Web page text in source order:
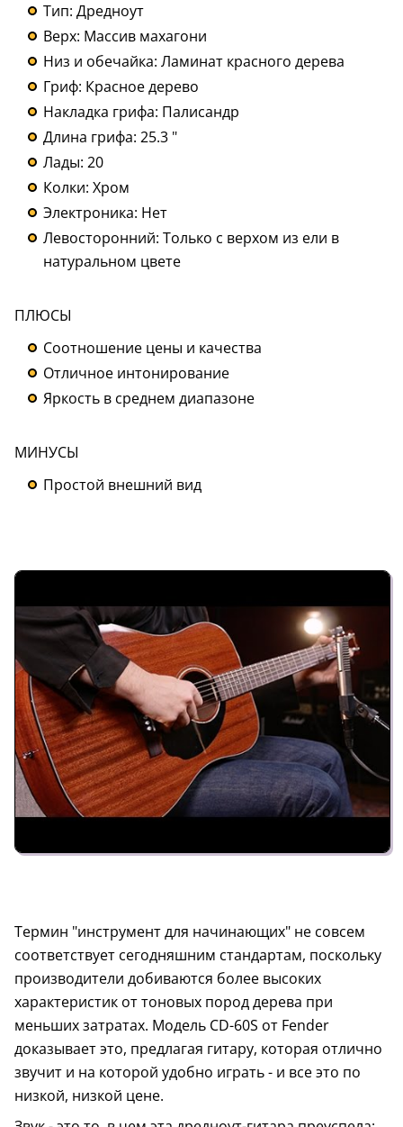
Тип: Дредноут
Верх: Массив махагони
Низ и обечайка: Ламинат красного дерева
Гриф: Красное дерево
Накладка грифа: Палисандр
Длина грифа: 25.3 "
Лады: 20
Колки: Хром
Электроника: Нет
Левосторонний: Только с верхом из ели в
натуральном цвете
ПЛЮСЫ
Соотношение цены и качества
Отличное интонирование
Яркость в среднем диапазоне
МИНУСЫ
Простой внешний вид
Термин "инструмент для начинающих" не совсем
соответствует сегодняшним стандартам, поскольку
производители добиваются более высоких
характеристик от тоновых пород дерева при
меньших затратах. Модель CD-60S от Fender
доказывает это, предлагая гитару, которая отлично
звучит и на которой удобно играть - и все это по
низкой, низкой цене.